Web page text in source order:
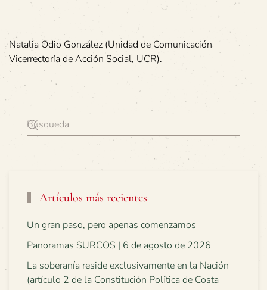
Natalia Odio González (Unidad de Comunicación
Vicerrectoría de Acción Social, UCR).
Artículos más recientes
Un gran paso, pero apenas comenzamos
Panoramas SURCOS | 6 de agosto de 2026
La soberanía reside exclusivamente en la Nación
(artículo 2 de la Constitución Política de Costa